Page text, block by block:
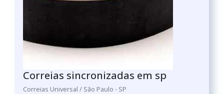
Correias sincronizadas em sp
Correias Universal / São Paulo - SP